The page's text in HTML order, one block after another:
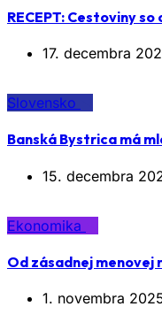
RECEPT: Cestoviny
17. decembra
Slovensko
Banská Bystrica má
15. decembra
Ekonomika
Od zásadnej
1. novembra